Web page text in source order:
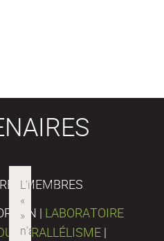
MEMBRES
| LABORATOIRE
PARALLÉLISME |